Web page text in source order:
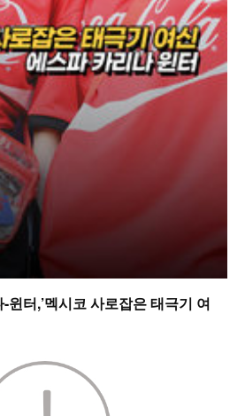
터,’멕시코 사로잡은 태극기 여